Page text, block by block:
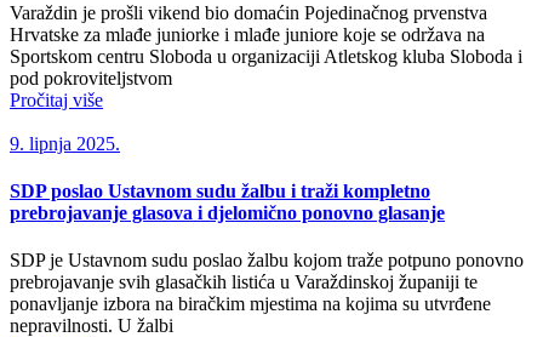
Varaždin je prošli vikend bio domaćin Pojedinačnog prvenstva
Hrvatske za mlađe juniorke i mlađe juniore koje se održava na
Sportskom centru Sloboda u organizaciji Atletskog kluba Sloboda i
pod pokroviteljstvom
Pročitaj više
9. lipnja 2025.
SDP poslao Ustavnom sudu žalbu i traži kompletno
prebrojavanje glasova i djelomično ponovno glasanje
SDP je Ustavnom sudu poslao žalbu kojom traže potpuno ponovno
prebrojavanje svih glasačkih listića u Varaždinskoj županiji te
ponavljanje izbora na biračkim mjestima na kojima su utvrđene
nepravilnosti. U žalbi